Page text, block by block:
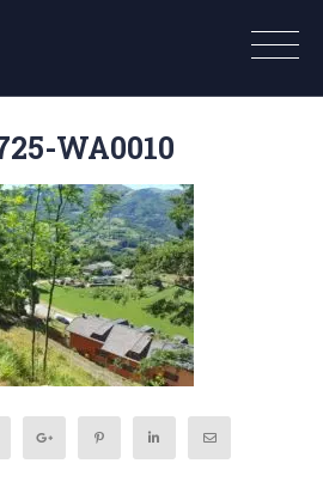
WA0010